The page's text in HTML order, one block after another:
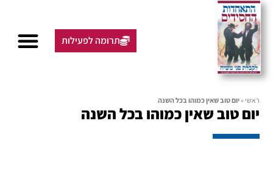
תרומה לפעילות
ראשי »יום טוב שאין כמוהו בכל השנה
יום טוב שאין כמוהו בכל השנה